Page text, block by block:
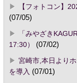
【フォトコン】
(07/05)
「みやざき
17:30）
(07/02)
宮崎市,本日より
を導入 (07/01)